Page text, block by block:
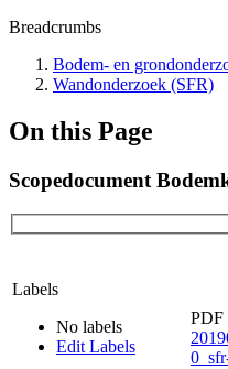
Breadcrumbs
Bodem- en
Wandonderzoek (SFR)
On this Page
Scopedocument
Labels
No labels
Edit Labels
PDF